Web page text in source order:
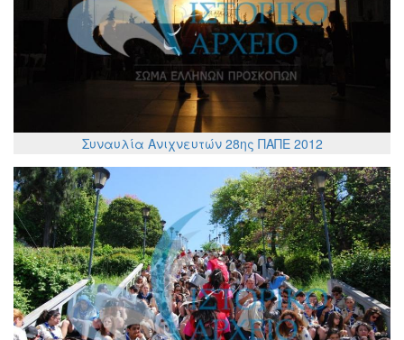
Συναυλία Ανιχνευτών 28ης ΠΑΠΕ 2012